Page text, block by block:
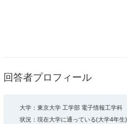
回答者プロフィール
大学：東京大学 工学部 電子情報工学科
状況：現在大学に通っている(大学4年生)